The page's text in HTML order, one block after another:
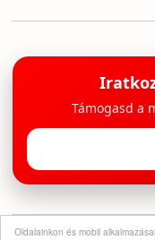
Oldalainkon és mobil
Támogasd a